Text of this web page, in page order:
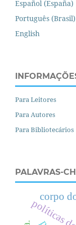
Español (España)
Português (Brasil)
English
Para Leitores
Para Autores
Para Bibliotecários
PALAVRAS-
corpo